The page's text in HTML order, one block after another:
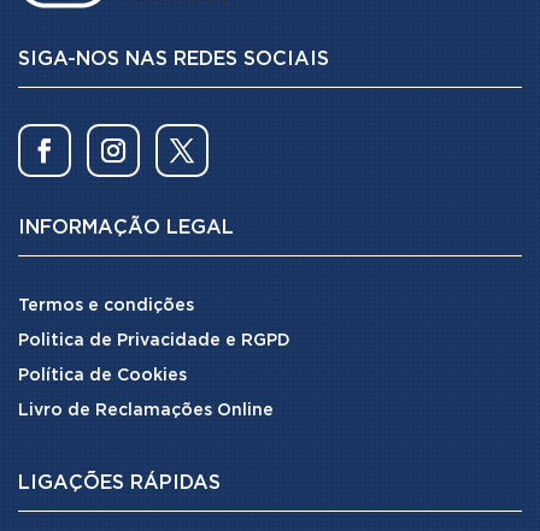
SIGA-NOS NAS REDES SOCIAIS
INFORMAÇÃO LEGAL
Termos e condições
Politica de Privacidade e RGPD
Política de Cookies
Livro de Reclamações Online
LIGAÇÕES RÁPIDAS